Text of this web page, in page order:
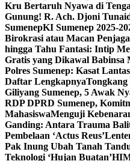
Kru Bertaruh Nyawa di
Gunung! R. Ach. Djoni
SumenepKI Sumenep 2025-
Birokrasi atau Macan
hingga Tahu Fantasi: Intip
Gratis yang Dikawal Babinsa
Polres Sumenep: Kasat
Daftar Lengkapnya
Giliyang Sumenep, 5 Awak
RDP DPRD Sumenep,
MahasiswaMenguji
Ganding: Antara Trauma
Pembelaan ‘Actus Reus’
Pak Inung Ubah Tanah
Teknologi ‘Hujan Buatan’